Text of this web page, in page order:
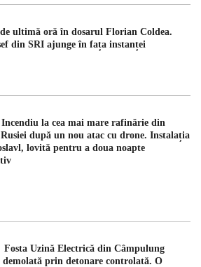
de ultimă oră în dosarul Florian Coldea.
din SRI ajunge în fața instanței
Incendiu la cea mai mare rafinărie din
după un nou atac cu drone. Instalația
lovită pentru a doua noapte
Fosta Uzină Electrică din Câmpulung
demolată prin detonare controlată. O